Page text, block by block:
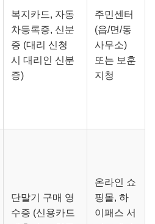
복지카드, 자동
차등록증, 신분
증 (대리 신청
시 대리인 신분
증)
주민센터
(읍/면/동
사무소)
또는 보훈
지청
단말기 구매 영
수증 (신용카드
온라인 쇼
핑몰, 하
이패스 서